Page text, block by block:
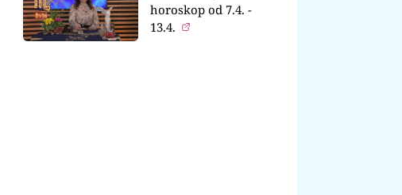
horoskop od 7.4. -
13.4.